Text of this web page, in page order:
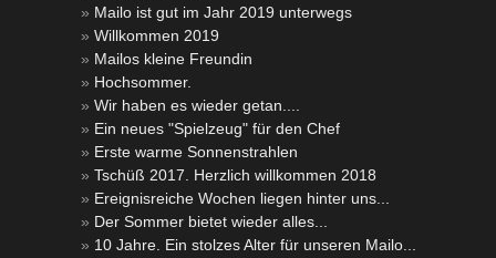
Mailo ist gut im Jahr 2019 unterwegs
Willkommen 2019
Mailos kleine Freundin
Hochsommer.
Wir haben es wieder getan....
Ein neues "Spielzeug" für den Chef
Erste warme Sonnenstrahlen
Tschüß 2017. Herzlich willkommen 2018
Ereignisreiche Wochen liegen hinter uns...
Der Sommer bietet wieder alles...
10 Jahre. Ein stolzes Alter für unseren Mailo...